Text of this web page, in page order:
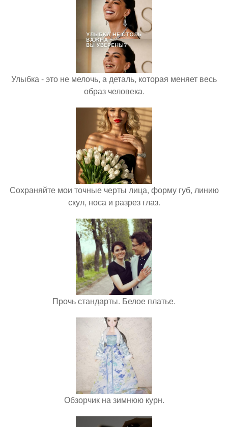
Улыбка - это не мелочь, а деталь, которая меняет весь
образ человека.
Сохраняйте мои точные черты лица, форму губ, линию
скул, носа и разрез глаз.
Прочь стандарты. Белое платье.
Обзорчик на зимнюю курн.